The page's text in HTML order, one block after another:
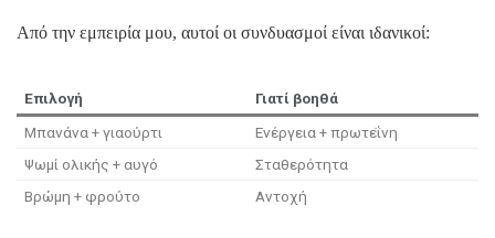
Από την εμπειρία μου, αυτοί οι συνδυασμοί είναι ιδανικοί:
Επιλογή
Γιατί βοηθά
Μπανάνα + γιαούρτι
Ενέργεια + πρωτεΐνη
Ψωμί ολικής + αυγό
Σταθερότητα
Βρώμη + φρούτο
Αντοχή